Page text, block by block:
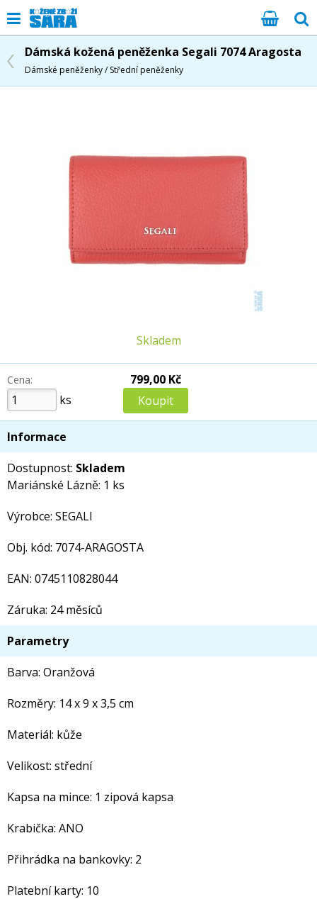
Dámská kožená peněženka Segali 7074 Aragosta
Dámské peněženky / Střední peněženky
Skladem
Cena:
ks
799,00 Kč
Informace
Dostupnost: Skladem
Mariánské Lázně: 1 ks
Výrobce: SEGALI
Obj. kód: 7074-ARAGOSTA
EAN: 0745110828044
Záruka: 24 měsíců
Parametry
Barva: Oranžová
Rozměry: 14 x 9 x 3,5 cm
Materiál: kůže
Velikost: střední
Kapsa na mince: 1 zipová kapsa
Krabička: ANO
Přihrádka na bankovky: 2
Platební karty: 10